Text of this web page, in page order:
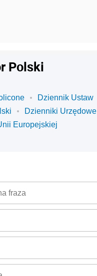
Polski
Dziennik Ustaw
Dzienniki Urzędowe
Europejskiej